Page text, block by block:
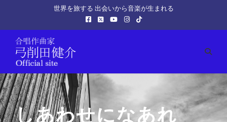
世界を旅する 出会いから音楽が生まれる
しあわせになあれ